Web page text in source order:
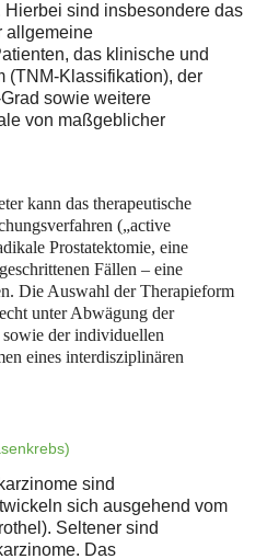
Hierbei sind insbesondere das
allgemeine
das klinische und
(TNM-Klassifikation), der
sowie weitere
von maßgeblicher
kann das therapeutische
(„active
Prostatektomie, eine
Fällen – eine
Die Auswahl der Therapieform
unter Abwägung der
der individuellen
eines interdisziplinären
sind
sich ausgehend vom
Seltener sind
Das